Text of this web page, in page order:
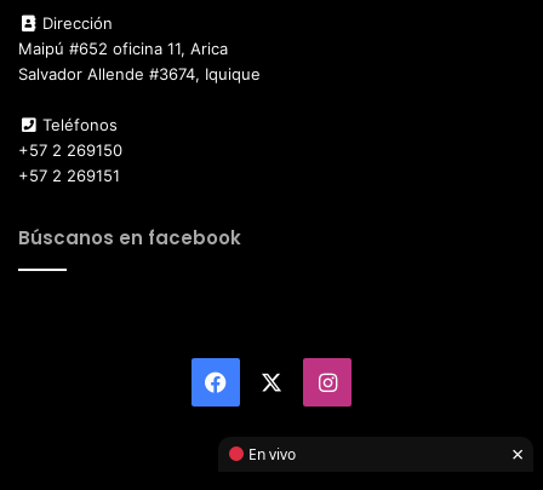
Dirección
Maipú #652 oficina 11, Arica
Salvador Allende #3674, Iquique
Teléfonos
+57 2 269150
+57 2 269151
Búscanos en facebook
Facebook Instagram
En vivo ×